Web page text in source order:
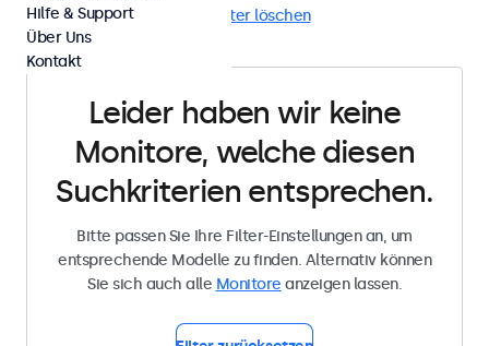
Sonnenlichtlesbar Alle Filter löschen
Leider haben wir keine
Monitore, welche diesen
Suchkriterien entsprechen.
Bitte passen Sie Ihre Filter-Einstellungen an, um
entsprechende Modelle zu finden. Alternativ können
Sie sich auch alle Monitore anzeigen lassen.
Hilfe & Support
Über Uns
Kontakt